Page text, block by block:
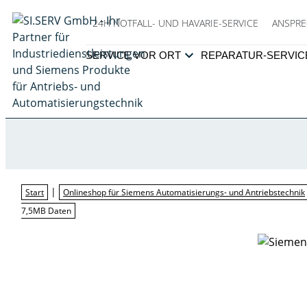
24H NOTFALL- UND HAVARIE-SERVICE
SERVICE VOR ORT REPARATUR-
Start | Onlineshop für Siemens Automatisierungs- und Antriebstechnik
7,5MB Daten